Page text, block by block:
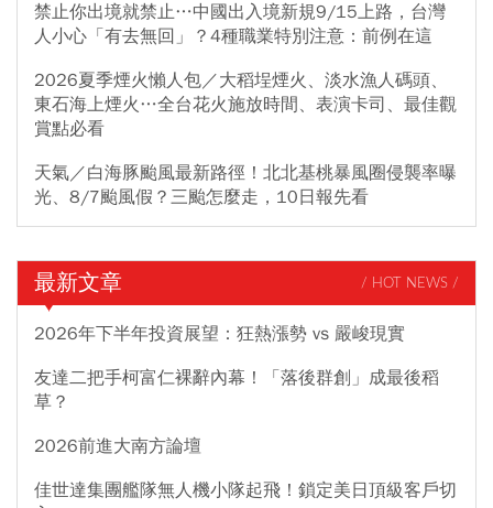
禁止你出境就禁止…中國出入境新規9/15上路，台灣
人小心「有去無回」？4種職業特別注意：前例在這
2026夏季煙火懶人包／大稻埕煙火、淡水漁人碼頭、
東石海上煙火…全台花火施放時間、表演卡司、最佳觀
賞點必看
天氣／白海豚颱風最新路徑！北北基桃暴風圈侵襲率曝
光、8/7颱風假？三颱怎麼走，10日報先看
最新文章 / HOT NEWS /
2026年下半年投資展望：狂熱漲勢 vs 嚴峻現實
友達二把手柯富仁裸辭內幕！「落後群創」成最後稻
草？
2026前進大南方論壇
佳世達集團艦隊無人機小隊起飛！鎖定美日頂級客戶切